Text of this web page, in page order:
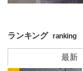
ランキング ranking
最新